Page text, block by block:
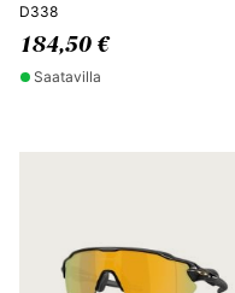
D338
184,50 €
Saatavilla